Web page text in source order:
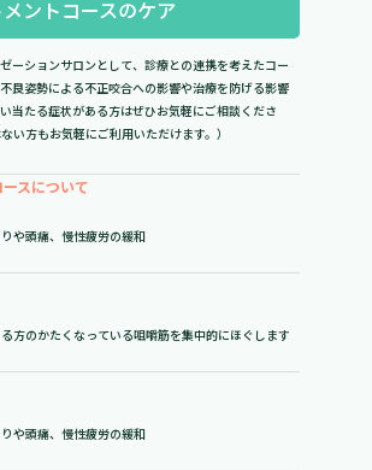
ントコースのケア
ーションサロンとして、診療との連携を考えたコー
良姿勢による不正咬合への影響や治療を防げる影響
当たる症状がある方はぜひお気軽にご相談くださ
い方もお気軽にご利用いただけます。）
スについて
や頭痛、慢性疲労の緩和
方のかたくなっている咀嚼筋を集中的にほぐします
や頭痛、慢性疲労の緩和